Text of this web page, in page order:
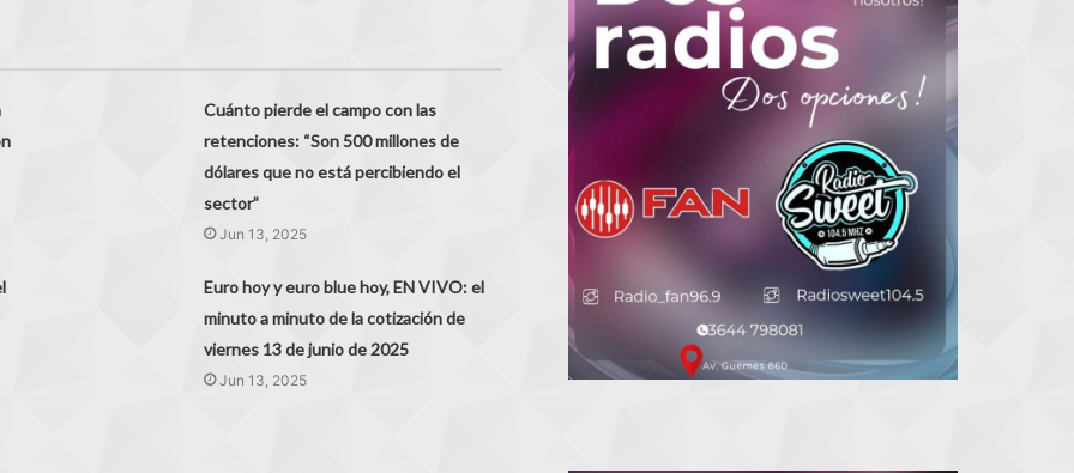
Cuánto pierde el campo con las
retenciones: “Son 500 millones de
dólares que no está percibiendo el
sector”
Jun 13, 2025
Euro hoy y euro blue hoy, EN VIVO: el
minuto a minuto de la cotización de
viernes 13 de junio de 2025
Jun 13, 2025